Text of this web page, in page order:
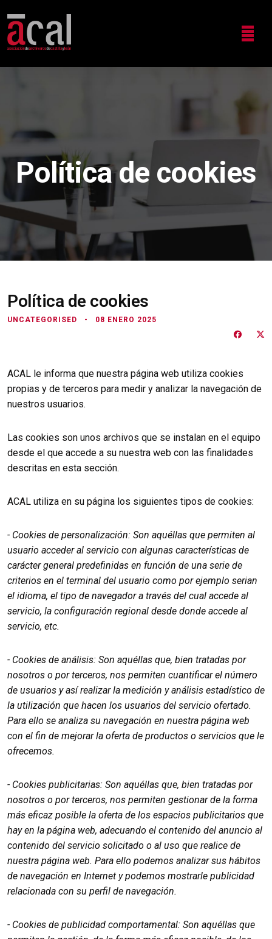
Política de cookies
Política de cookies
UNCATEGORISED 08 ENERO 2025
ACAL le informa que nuestra página web utiliza cookies
propias y de terceros para medir y analizar la navegación de
nuestros usuarios.
Las cookies son unos archivos que se instalan en el equipo
desde el que accede a su nuestra web con las finalidades
descritas en esta sección.
ACAL utiliza en su página los siguientes tipos de cookies:
- Cookies de personalización: Son aquéllas que permiten al
usuario acceder al servicio con algunas características de
carácter general predefinidas en función de una serie de
criterios en el terminal del usuario como por ejemplo serian
el idioma, el tipo de navegador a través del cual accede al
servicio, la configuración regional desde donde accede al
servicio, etc.
- Cookies de análisis: Son aquéllas que, bien tratadas por
nosotros o por terceros, nos permiten cuantificar el número
de usuarios y así realizar la medición y análisis estadístico de
la utilización que hacen los usuarios del servicio ofertado.
Para ello se analiza su navegación en nuestra página web
con el fin de mejorar la oferta de productos o servicios que le
ofrecemos.
- Cookies publicitarias: Son aquéllas que, bien tratadas por
nosotros o por terceros, nos permiten gestionar de la forma
más eficaz posible la oferta de los espacios publicitarios que
hay en la página web, adecuando el contenido del anuncio al
contenido del servicio solicitado o al uso que realice de
nuestra página web. Para ello podemos analizar sus hábitos
de navegación en Internet y podemos mostrarle publicidad
relacionada con su perfil de navegación.
- Cookies de publicidad comportamental: Son aquéllas que